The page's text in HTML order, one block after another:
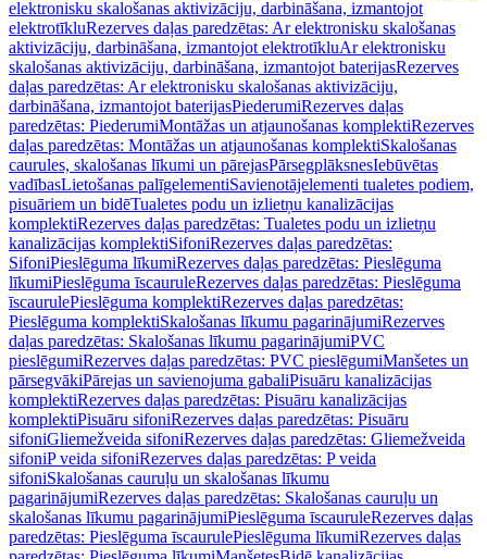
elektronisku skalošanas aktivizāciju, darbināšana, izmantojot
elektrotīkluRezerves daļas paredzētas: Ar elektronisku skalošanas
aktivizāciju, darbināšana, izmantojot elektrotīkluAr elektronisku
skalošanas aktivizāciju, darbināšana, izmantojot baterijasRezerves
daļas paredzētas: Ar elektronisku skalošanas aktivizāciju,
darbināšana, izmantojot baterijasPiederumiRezerves daļas
paredzētas: PiederumiMontāžas un atjaunošanas komplektiRezerves
daļas paredzētas: Montāžas un atjaunošanas komplektiSkalošanas
caurules, skalošanas līkumi un pārejasPārsegplāksnesIebūvētas
vadībasLietošanas palīgelementiSavienotājelementi tualetes podiem,
pisuāriem un bidēTualetes podu un izlietņu kanalizācijas
komplektiRezerves daļas paredzētas: Tualetes podu un izlietņu
kanalizācijas komplektiSifoniRezerves daļas paredzētas:
SifoniPieslēguma līkumiRezerves daļas paredzētas: Pieslēguma
līkumiPieslēguma īscauruleRezerves daļas paredzētas: Pieslēguma
īscaurulePieslēguma komplektiRezerves daļas paredzētas:
Pieslēguma komplektiSkalošanas līkumu pagarinājumiRezerves
daļas paredzētas: Skalošanas līkumu pagarinājumiPVC
pieslēgumiRezerves daļas paredzētas: PVC pieslēgumiManšetes un
pārsegvākiPārejas un savienojuma gabaliPisuāru kanalizācijas
komplektiRezerves daļas paredzētas: Pisuāru kanalizācijas
komplektiPisuāru sifoniRezerves daļas paredzētas: Pisuāru
sifoniGliemežveida sifoniRezerves daļas paredzētas: Gliemežveida
sifoniP veida sifoniRezerves daļas paredzētas: P veida
sifoniSkalošanas cauruļu un skalošanas līkumu
pagarinājumiRezerves daļas paredzētas: Skalošanas cauruļu un
skalošanas līkumu pagarinājumiPieslēguma īscauruleRezerves daļas
paredzētas: Pieslēguma īscaurulePieslēguma līkumiRezerves daļas